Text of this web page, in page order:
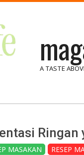
A TASTE
MASAKAN RESEP